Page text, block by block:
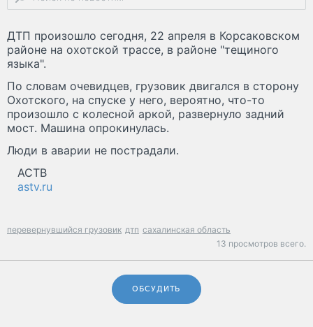
ДТП произошло сегодня, 22 апреля в Корсаковском
районе на охотской трассе, в районе "тещиного
языка".
По словам очевидцев, грузовик двигался в сторону
Охотского, на спуске у него, вероятно, что-то
произошло с колесной аркой, развернуло задний
мост. Машина опрокинулась.
Люди в аварии не пострадали.
АСТВ
astv.ru
перевернувшийся грузовик дтп сахалинская область
13 просмотров всего.
ОБСУДИТЬ